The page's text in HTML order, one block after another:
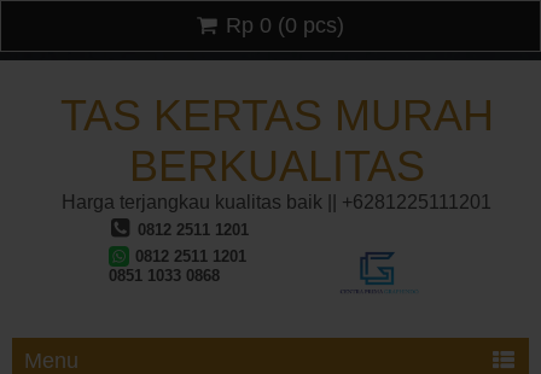
TAS KERTAS MURAH
BERKUALITAS
Harga terjangkau kualitas baik || +6281225111201
0812 2511 1201
0812 2511 1201
0851 1033 0868
Menu
Rp 0 (0 pcs)